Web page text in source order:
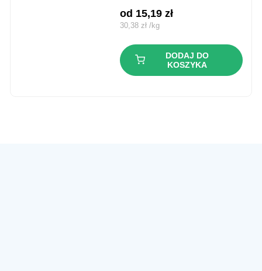
od 15,19zł
30,38zł /kg
DODAJ DO
KOSZYKA